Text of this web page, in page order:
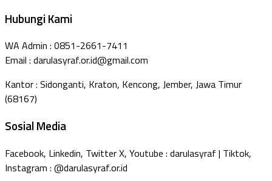
Hubungi Kami
WA Admin : 0851-2661-7411
Email : darulasyraf.or.id@gmail.com
Kantor : Sidonganti, Kraton, Kencong, Jember, Jawa Timur
(68167)
Sosial Media
Facebook, Linkedin, Twitter X, Youtube : darulasyraf | Tiktok,
Instagram : @darulasyraf.or.id